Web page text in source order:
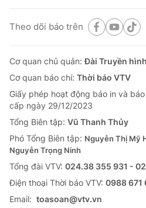
Theo dõi báo trên
Cơ quan chủ quản:Đài Truyền
Cơ quan báo chí: Thời báo VTV
Giấy phép hoạt động báo in và
cấp ngày 29/12/2023
Tổng Biên tập: Vũ Thanh Thủy
Phó Tổng Biên tập: Nguyễn Thị Mỹ
Nguyễn Trọng Ninh
Tổng đài VTV: 024.38 355 931 -
Ðiện thoại Thời báo VTV: 0988 671
Email: toasoan@vtv.vn